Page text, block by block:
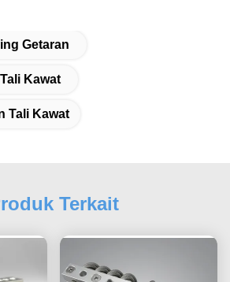
Getaran
Kawat
Tali Kawat
Terkait